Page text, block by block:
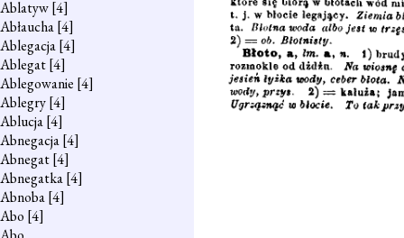
Ablatyw[4]
Abłaucha[4]
Ablegacja[4]
Ablegat[4]
Ablegowanie [4]
Ablegry[4]
Ablucja[4]
Abnegacja[4]
Abnegat[4]
Abnegatka[4]
Abnoba[4]
Abo [4]